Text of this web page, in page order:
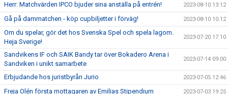
Herr: Matchvärden IPCO bjuder sina anställa på entrén! 2023-08-10 13:12
Gå på dammatchen - köp cupbiljetter i förväg! 2023-08-10 10:12
Om du spelar, gör det hos Svenska Spel och spela lagom.
Heja Sverige!
2023-07-20 17:10
Sandvikens IF och SAIK Bandy tar över Bokadero Arena i
Sandviken i unikt samarbete
2023-07-14 09:00
Erbjudande hos juristbyrån Jurio 2023-07-05 12:46
Freja Olén första mottagaren av Emilias Stipendium 2023-07-03 19:25